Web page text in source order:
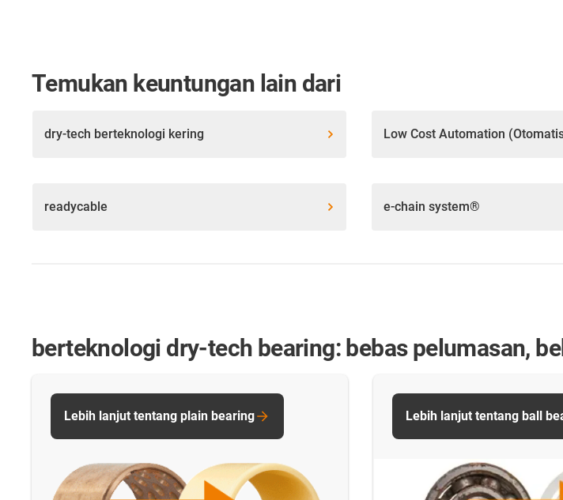
Temukan keuntungan lain dari
dry-tech berteknologi kering Low Cost Automation
readycable e-chain system®
berteknologi dry-tech bearing: bebas pelumasan,
Lebih lanjut tentang plain bearing Lebih lanjut tentang ball